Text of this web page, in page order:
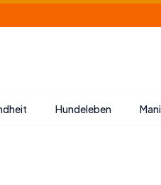
Hundeleben